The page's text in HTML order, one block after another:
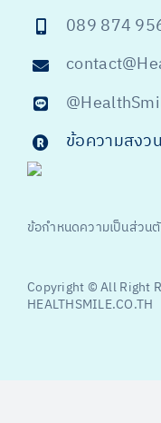
089 874
ข้อความสง
ข้อกำหนดความเป็นส่วน
Copyright © All Right
HEALTHSMILE.CO.TH